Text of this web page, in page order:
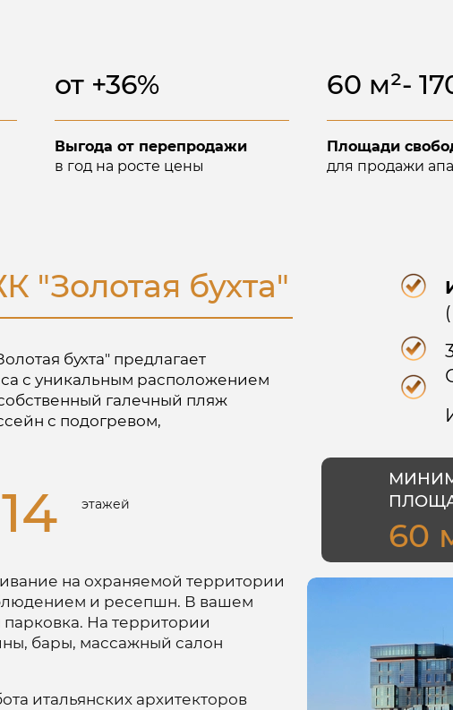
планировок
Отправить на WhatsApp
Отправить в Telegram
Получить каталог
от +36%
Выгода от перепродажи
в год на росте цены
60 м²-
Площади
для продажи
"Золотая бухта"
бухта" предлагает
с уникальным расположением
галечный пляж
с подогревом,
14 этажей
на охраняемой территории
и ресепшн. В вашем
На территории
бары, массажный салон
итальянских архитекторов
60